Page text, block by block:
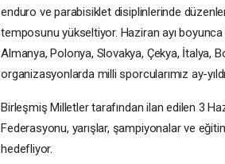
enduro ve parabisiklet disiplinlerinde
temposunu yükseltiyor. Haziran ayı boyunca
Almanya, Polonya, Slovakya, Çekya, İtalya,
organizasyonlarda milli sporcularımız ay-
Birleşmiş Milletler tarafından ilan edilen 3
Federasyonu, yarışlar, şampiyonalar ve
hedefliyor.